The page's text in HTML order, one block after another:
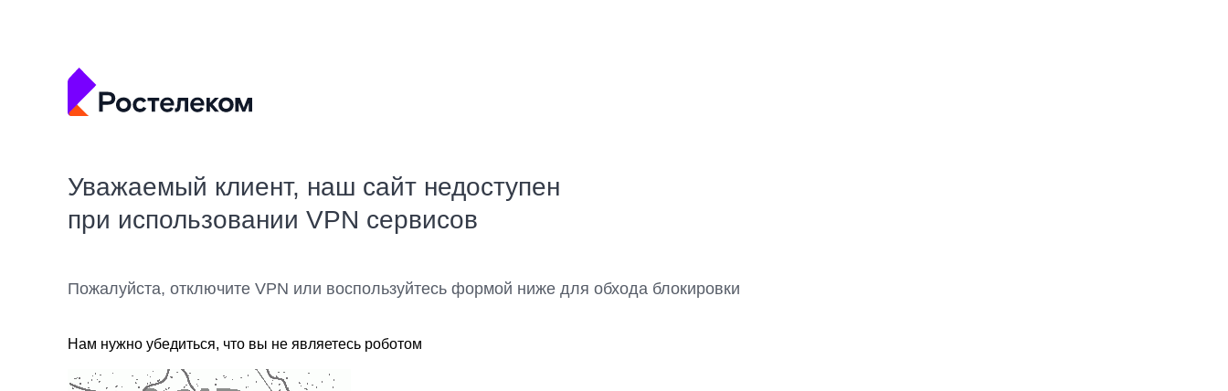
Уважаемый клиент, наш сайт недоступен
при использовании VPN сервисов
Пожалуйста, отключите VPN или воспользуйтесь формой ниже для обхода блокировки
Нам нужно убедиться, что вы не являетесь роботом